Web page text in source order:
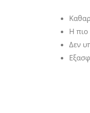
Η πιο
Δεν